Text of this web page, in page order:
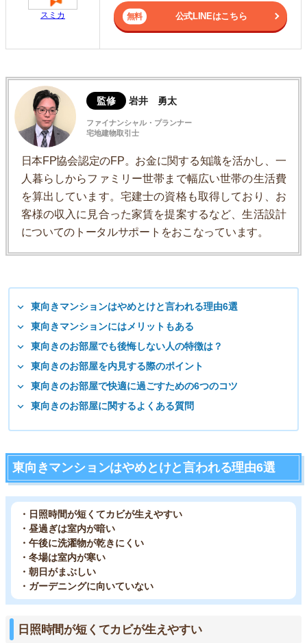
スミカ 公式LINEはこちら
監修 岩井 勇太
ファイナンシャル・プランナー
宅地建物取引士
日本FP協会認定のFP。お金に関する知識を活かし、一
人暮らしからファミリー世帯まで幅広い世帯の生活費
を算出しています。宅建士の資格も取得しており、お
客様の収入に見合った家賃を提案するなど、生活設計
についてのトータルサポートをおこなっています。
東向きマンションはやめとけと言われる理由6選
東向きマンションにはメリットもある
東向きのお部屋でも後悔しない人の特徴は？
東向きのお部屋を内見する際のポイント
東向きのお部屋で快適に過ごすための6つのコツ
東向きのお部屋に関するよくある質問
東向きマンションはやめとけと言われる理由6選
・日照時間が短くてカビが生えやすい
・昼過ぎは室内が暗い
・午後に洗濯物が乾きにくい
・冬場は室内が寒い
・朝日がまぶしい
・ガーデニングに向いていない
日照時間が短くてカビが生えやすい